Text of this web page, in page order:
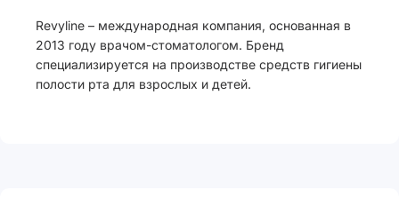
Revyline – международная компания, основанная в
2013 году врачом-стоматологом. Бренд
специализируется на производстве средств гигиены
полости рта для взрослых и детей.